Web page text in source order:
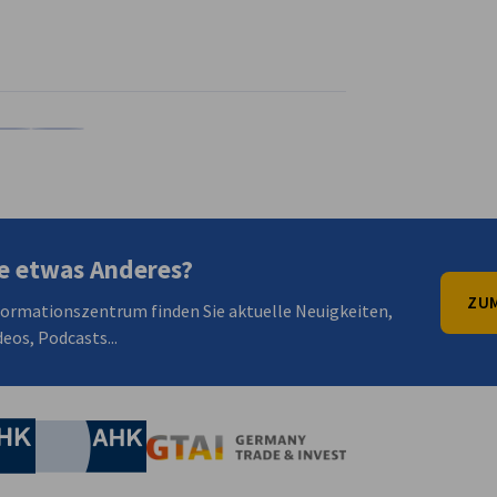
etwas Anderes?
finden Sie aktuelle Neuigkeiten,
Podcasts...
Industrie- und Handelskammer
Industrie- und Handelskammer
AHK.de